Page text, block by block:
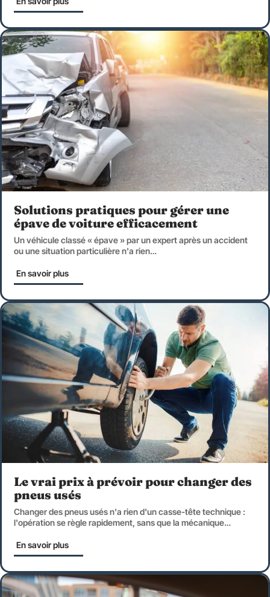
Solutions pratiques pour gérer une
épave de voiture efficacement
Un véhicule classé « épave » par un expert après un accident
ou une situation particulière n'a rien…
En savoir plus
Le vrai prix à prévoir pour changer des
pneus usés
Changer des pneus usés n'a rien d'un casse-tête technique :
l'opération se règle rapidement, sans que la mécanique…
En savoir plus